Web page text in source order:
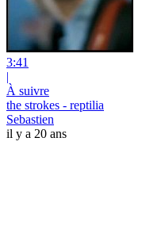
3:41
|
À suivre
the strokes - reptilia
Sebastien
il y a 20 ans